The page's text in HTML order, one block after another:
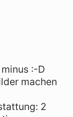
:-D
machen
2